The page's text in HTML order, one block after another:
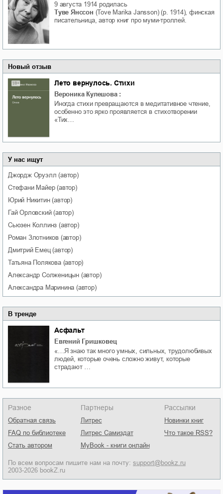
9 августа 1914 родилась
Туве Янссон (Tove Marika Jansson) (р. 1914), финская
писательница, автор книг про муми-троллей.
Новый отзыв
Лето вернулось. Стихи
Вероника Кулешова :
Иногда стихи превращаются в медитативное чтение,
особенно это ярко проявляется в стихотворении
«Тих…
У нас ищут
Джордж Оруэлл (автор)
Стефани Майер(автор)
Юрий Никитин(автор)
Гай Орловский(автор)
Сьюзен Коллинз (автор)
Роман Злотников (автор)
Дмитрий Емец(автор)
Татьяна Полякова(автор)
Александр Солженицын (автор)
Александра Маринина (автор)
В тренде
Асфальт
Евгений Гришковец
«…Я знаю так много умных, сильных, трудолюбивых
людей, которые очень сложно живут, которые
страдают …
Разное
Обратная связь
FAQ по библиотеке
Стать автором
Партнеры
Литрес
Литрес Самиздат
MyBook - книги онлайн
Рассылки
Новинки книг
Что такое RSS?
По всем вопросам пишите нам на почту: support@bookz.ru
2003-2026 bookZ.ru